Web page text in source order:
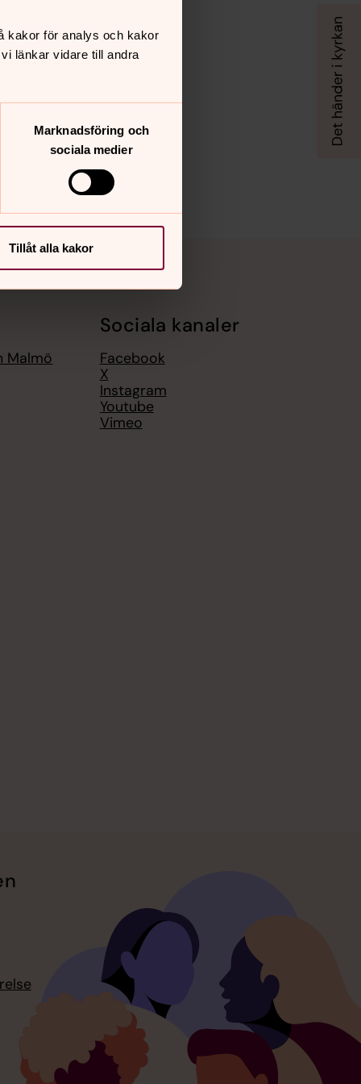
kakor för analys och kakor
länkar vidare till andra
Marknadsföring och
sociala medier
Tillåt alla kakor
Malmö
Sociala kanaler
Facebook
X
Instagram
Youtube
Vimeo